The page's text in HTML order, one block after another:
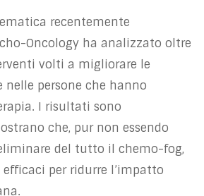
recentemente
Oncology ha analizzato oltre
volti a migliorare le
persone che hanno
I risultati sono
che, pur non essendo
del tutto il chemo-fog,
per ridurre l’impatto